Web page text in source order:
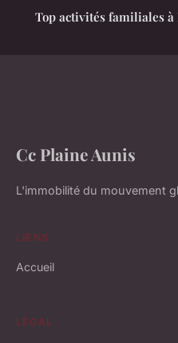
Top activités familiales
Cc Plaine Aunis
L'immobilité du mouvement
LIENS
Accueil
LÉGAL